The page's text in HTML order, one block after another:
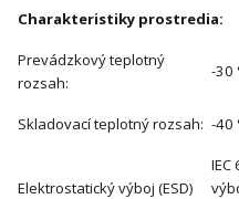
Charakteristiky prostredia:
Prevádzkový teplotný
rozsah:
-30
Skladovací teplotný rozsah: -40
Elektrostatický výboj (ESD)